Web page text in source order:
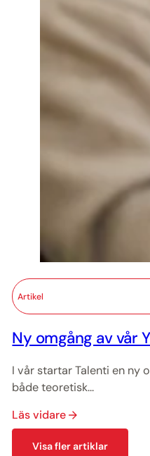
Artikel
Ny omgång av vår
I vår startar Talenti en ny
både teoretisk...
Läs vidare
Visa fler artiklar